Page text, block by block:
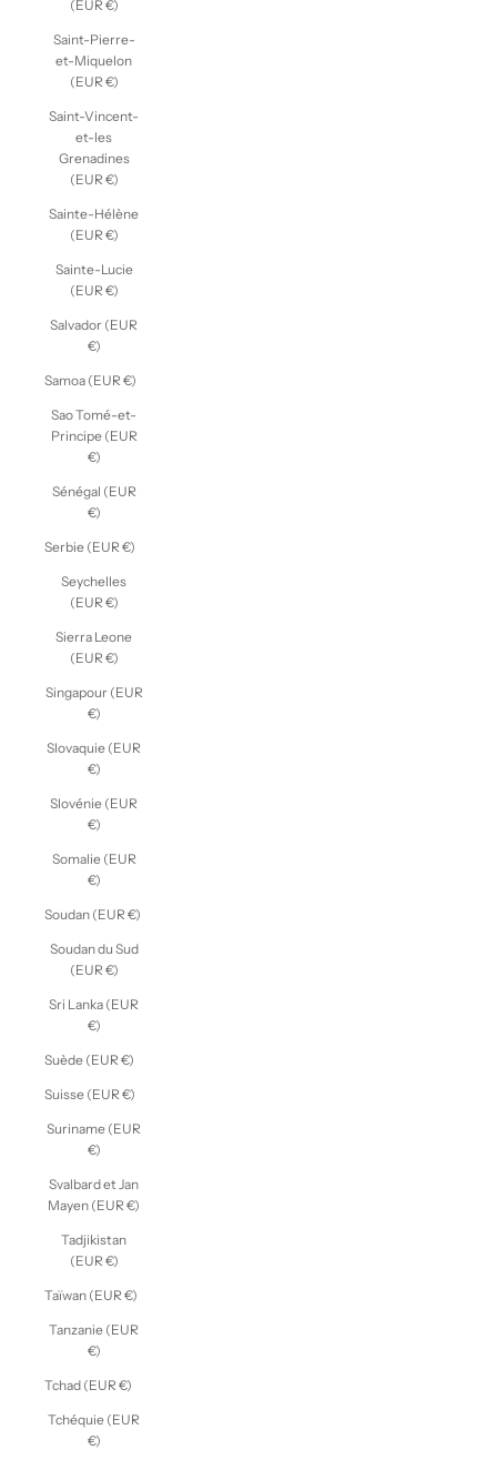
(EUR €)
Saint-Pierre-
et-Miquelon
(EUR €)
Saint-Vincent-
et-les
Grenadines
(EUR €)
Sainte-Hélène
(EUR €)
Sainte-Lucie
(EUR €)
Salvador (EUR
€)
Samoa (EUR €)
Sao Tomé-et-
Principe (EUR
€)
Sénégal (EUR
€)
Serbie (EUR €)
Seychelles
(EUR €)
Sierra Leone
(EUR €)
Singapour (EUR
€)
Slovaquie (EUR
€)
Slovénie (EUR
€)
Somalie (EUR
€)
Soudan (EUR €)
Soudan du Sud
(EUR €)
Sri Lanka (EUR
€)
Suède (EUR €)
Suisse (EUR €)
Suriname (EUR
€)
Svalbard et Jan
Mayen (EUR €)
Tadjikistan
(EUR €)
Taïwan (EUR €)
Tanzanie (EUR
€)
Tchad (EUR €)
Tchéquie (EUR
€)